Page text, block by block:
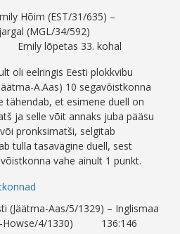
Hõim (EST/31/635) –
(MGL/34/592)
Emily lõpetas 33. kohal
oli eelringis Eesti plokkvibu
A.Aas) 10 segavõistkonna
tähendab, et esimene duell on
ja selle võit annaks juba pääsu
pronksimatši, selgitab
tulla tasavägine duell, sest
vahe ainult 1 punkt.
(Jäätma-Aas/5/1329) – Inglismaa
Howse/4/1330) 136:146